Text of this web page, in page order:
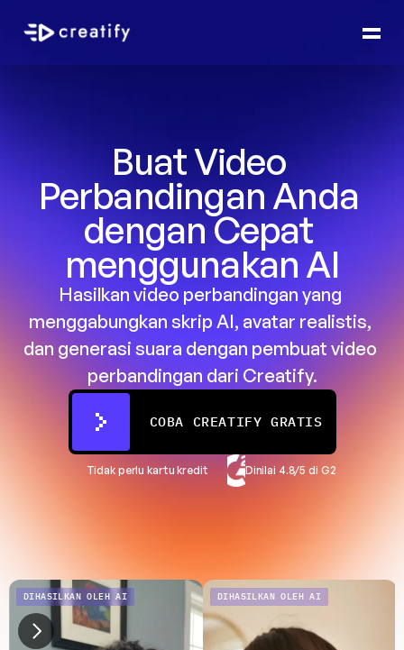
Buat Video
Perbandingan Anda
dengan Cepat
menggunakan AI
Hasilkan video perbandingan yang
menggabungkan skrip AI, avatar realistis,
dan generasi suara dengan pembuat video
perbandingan dari Creatify.
COBA CREATIFY GRATIS
Tidak perlu kartu kredit Dinilai 4.8/5 di G2
DIHASILKAN OLEH AI DIHASILKAN OLEH AI